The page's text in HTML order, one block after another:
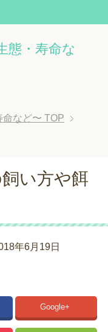
態・寿命な
命など〜 TOP
い方や餌
年6月19日
Google+